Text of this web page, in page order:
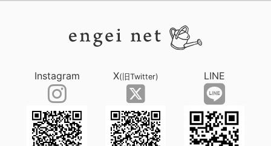
Instagram X(旧Twitter) LINE